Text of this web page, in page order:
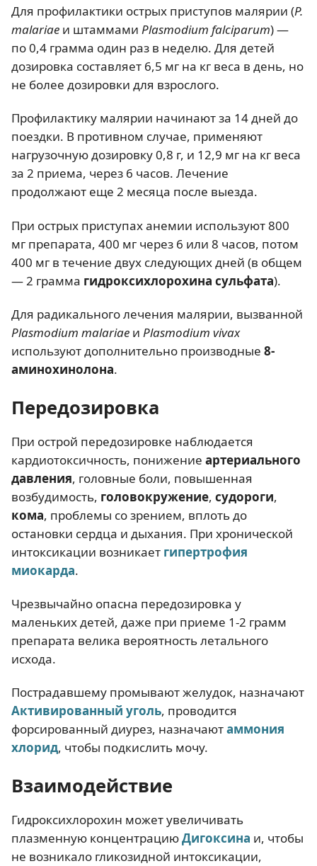
Для профилактики острых приступов малярии (P.
malariae и штаммами Plasmodium falciparum) —
по 0,4 грамма один раз в неделю. Для детей
дозировка составляет 6,5 мг на кг веса в день, но
не более дозировки для взрослого.
Профилактику малярии начинают за 14 дней до
поездки. В противном случае, применяют
нагрузочную дозировку 0,8 г, и 12,9 мг на кг веса
за 2 приема, через 6 часов. Лечение
продолжают еще 2 месяца после выезда.
При острых приступах анемии используют 800
мг препарата, 400 мг через 6 или 8 часов, потом
400 мг в течение двух следующих дней (в общем
— 2 грамма гидроксихлорохина сульфата).
Для радикального лечения малярии, вызванной
Plasmodium malariae и Plasmodium vivax
используют дополнительно производные 8-
аминохинолона.
Передозировка
При острой передозировке наблюдается
кардиотоксичность, понижение артериального
давления, головные боли, повышенная
возбудимость, головокружение, судороги,
кома, проблемы со зрением, вплоть до
остановки сердца и дыхания. При хронической
интоксикации возникает гипертрофия
миокарда.
Чрезвычайно опасна передозировка у
маленьких детей, даже при приеме 1-2 грамм
препарата велика вероятность летального
исхода.
Пострадавшему промывают желудок, назначают
Активированный уголь, проводится
форсированный диурез, назначаютаммония
хлорид, чтобы подкислить мочу.
Взаимодействие
Гидроксихлорохин может увеличивать
плазменную концентрациюДигоксина и, чтобы
не возникало гликозидной интоксикации,